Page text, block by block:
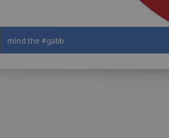
mind the #gabb